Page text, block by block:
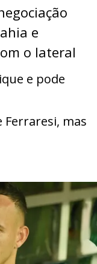
e
o lateral
e pode
Ferraresi, mas